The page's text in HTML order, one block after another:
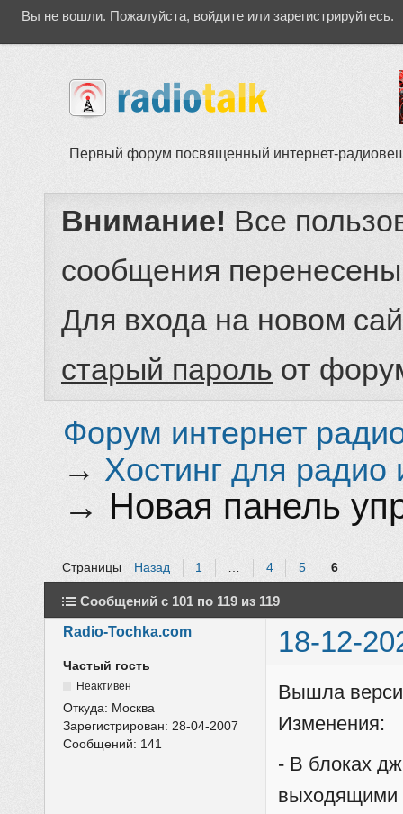
Вы не вошли. Пожалуйста, войдите или зарегистрируйтесь.
Первый форум посвященный интернет-
Внимание! Все
сообщения
Для входа на новом
старый пароль от
Форум интернет
→ Хостинг для радио
→ Новая панель
Страницы Назад 1 … 4 5 6
Сообщений с 101 по 119 из 119
Radio-Tochka.com
18-12-
Частый гость
Неактивен
Откуда: Москва
Зарегистрирован:28-04-2007
Сообщений: 141
Вышла
Изменения:
- В блоках
выходящими